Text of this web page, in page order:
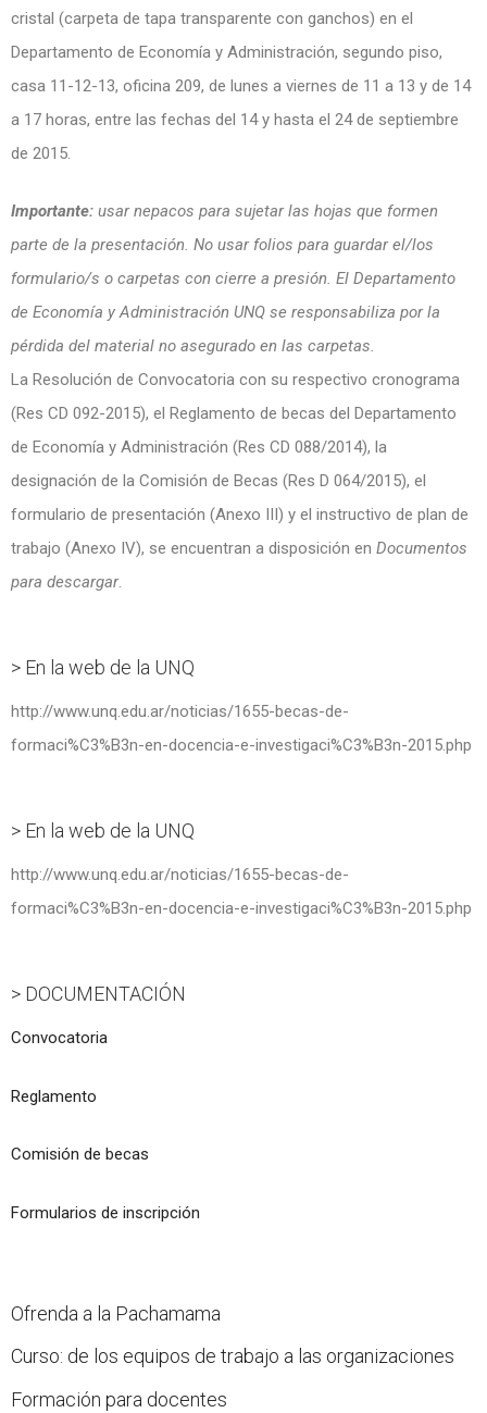
cristal (carpeta de tapa transparente con ganchos) en el
Departamento de Economía y Administración, segundo piso,
casa 11-12-13, oficina 209, de lunes a viernes de 11 a 13 y de 14
a 17 horas, entre las fechas del 14 y hasta el 24 de septiembre
de 2015.
Importante: usar nepacos para sujetar las hojas que formen
parte de la presentación. No usar folios para guardar el/los
formulario/s o carpetas con cierre a presión. El Departamento
de Economía y Administración UNQ se responsabiliza por la
pérdida del material no asegurado en las carpetas.
La Resolución de Convocatoria con su respectivo cronograma
(Res CD 092-2015), el Reglamento de becas del Departamento
de Economía y Administración (Res CD 088/2014), la
designación de la Comisión de Becas (Res D 064/2015), el
formulario de presentación (Anexo III) y el instructivo de plan de
trabajo (Anexo IV), se encuentran a disposición en Documentos
para descargar.
> En la web de la UNQ
http://www.unq.edu.ar/noticias/1655-becas-de-
formaci%C3%B3n-en-docencia-e-investigaci%C3%B3n-2015.php
> En la web de la UNQ
http://www.unq.edu.ar/noticias/1655-becas-de-
formaci%C3%B3n-en-docencia-e-investigaci%C3%B3n-2015.php
> DOCUMENTACIÓN
Convocatoria
Reglamento
Comisión de becas
Formularios de inscripción
Ofrenda a la Pachamama
Curso: de los equipos de trabajo a las organizaciones
Formación para docentes